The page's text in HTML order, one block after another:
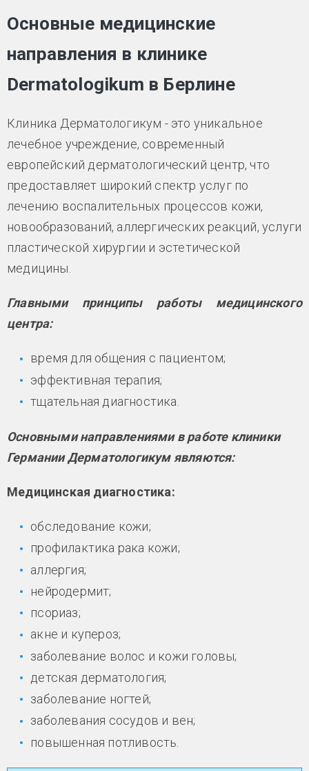
Основные медицинские
направления в клинике
Dermatologikum в Берлине
Клиника Дерматологикум - это уникальное
лечебное учреждение, современный
европейский дерматологический центр, что
предоставляет широкий спектр услуг по
лечению воспалительных процессов кожи,
новообразований, аллергических реакций, услуги
пластической хирургии и эстетической
медицины.
Главными принципы работы медицинского
центра:
время для общения с пациентом;
эффективная терапия;
тщательная диагностика.
Основными направлениями в работе клиники
Германии Дерматологикум являются:
Медицинская диагностика:
обследование кожи;
профилактика рака кожи;
аллергия;
нейродермит;
псориаз;
акне и купероз;
заболевание волос и кожи головы;
детская дерматология;
заболевание ногтей;
заболевания сосудов и вен;
повышенная потливость.